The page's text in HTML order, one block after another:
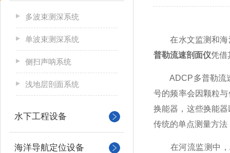
多波束测深系统
单波束测深系统
侧扫声呐系统
浅地层剖面系统
水下工程设备
海洋导航定位设备
在水文监测和海洋
普勒流速剖面仪凭借
ADCP多普勒流速
号的频率会因颗粒
换能器，这些换能
传统的单点测量方
在河流监测中，